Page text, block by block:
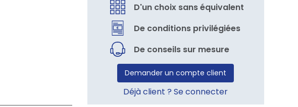
D'un choix sans équivalent
De conditions privilégiées
De conseils sur mesure
Demander un compte client
Déjà client ? Se connecter